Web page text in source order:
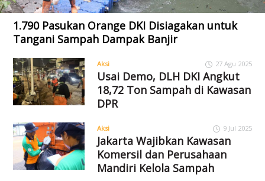
1.790 Pasukan Orange DKI Disiagakan untuk
Tangani Sampah Dampak Banjir
Aksi 27 Agu 2025
Usai Demo, DLH DKI Angkut
18,72 Ton Sampah di Kawasan
DPR
Aksi 9 Jul 2025
Jakarta Wajibkan Kawasan
Komersil dan Perusahaan
Mandiri Kelola Sampah